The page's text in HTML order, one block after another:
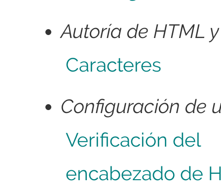
Autoría de HTML
Caracteres
Configuración de
Verificación del
encabezado de